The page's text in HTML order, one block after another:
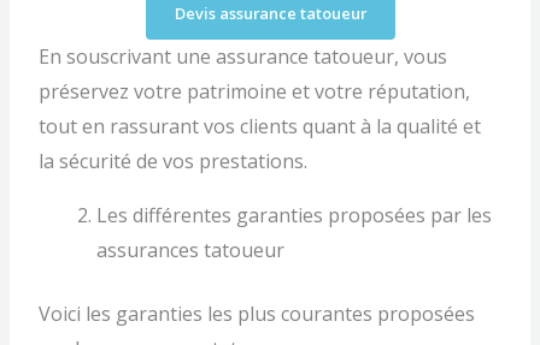
Devis assurance tatoueur
En souscrivant une assurance tatoueur, vous
préservez votre patrimoine et votre réputation,
tout en rassurant vos clients quant à la qualité et
la sécurité de vos prestations.
Les différentes garanties proposées par les
assurances tatoueur
Voici les garanties les plus courantes proposées